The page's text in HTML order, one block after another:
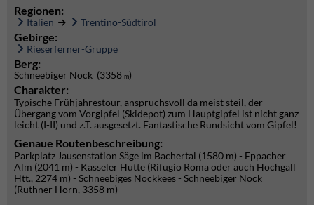
Regionen:
Italien Trentino-Südtirol
Gebirge:
Rieserferner-Gruppe
Berg:
Schneebiger Nock (3358 m)
Charakter:
Typische Frühjahrestour, anspruchsvoll da meist steil, der
Übergang vom Vorgipfel (Skidepot) zum Hauptgipfel ist nicht ganz
leicht (I-II) und z.T. ausgesetzt. Fantastische Rundsicht vom Gipfel!
Genaue Routenbeschreibung:
Parkplatz Jausenstation Säge im Bachertal (1580 m) - Eppacher
Alm (2041 m) - Kasseler Hütte (Rifugio Roma oder auch Hochgall
Htt., 2274 m) - Schneebiges Nockkees - Schneebiger Nock
(Ruthner Horn, 3358 m)